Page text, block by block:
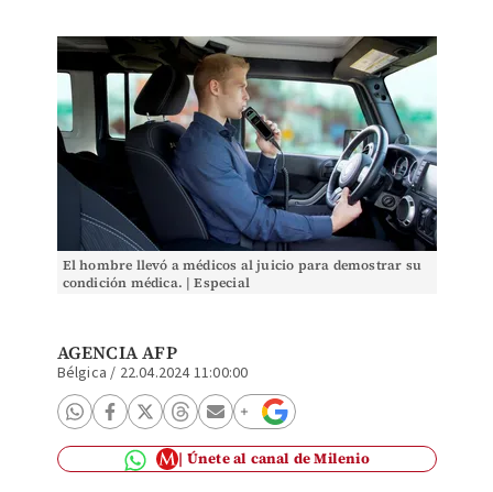
El hombre llevó a médicos al juicio para demostrar su
condición médica. | Especial
AGENCIA AFP
Bélgica / 22.04.2024 11:00:00
Únete al canal de Milenio